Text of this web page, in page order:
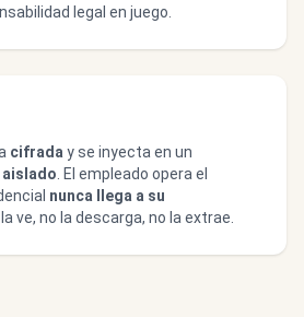
legal en juego.
cifrada y se inyecta en un
. El empleado opera el
nunca llega a su
ve, no la descarga, no la extrae.